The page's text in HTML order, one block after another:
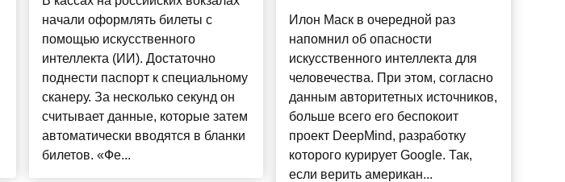
начали оформлять билеты с
помощью искусственного
интеллекта (ИИ). Достаточно
поднести паспорт к специальному
сканеру. За несколько секунд он
считывает данные, которые затем
автоматически вводятся в бланки
билетов. «Фе...
Илон Маск в очередной раз
напомнил об опасности
искусственного интеллекта для
человечества. При этом, согласно
данным авторитетных источников,
больше всего его беспокоит
проект DeepMind, разработку
которого курирует Google. Так,
если верить американ...